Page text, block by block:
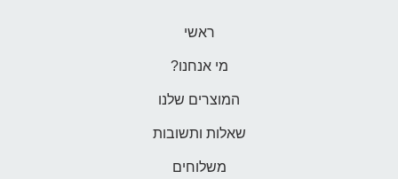
ראשי
מי אנחנו?
המוצרים שלנו
שאלות ותשובות
משלוחים